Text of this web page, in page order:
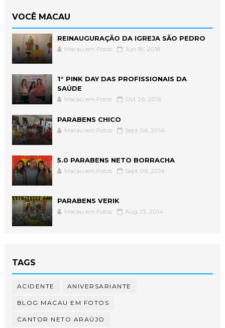
VOCÊ MACAU
REINAUGURAÇÃO DA IGREJA SÃO PEDRO
Macau em Fotos Jun 18, 2018
1° PINK DAY DAS PROFISSIONAIS DA
SAÚDE
Macau em Fotos Oct 26, 2016
PARABENS CHICO
Macau em Fotos Sept 06, 2014
5.0 PARABENS NETO BORRACHA
Macau em Fotos Sept 06, 2014
PARABENS VERIK
Macau em Fotos Aug 23, 2014
TAGS
ACIDENTE ANIVERSARIANTE
BLOG MACAU EM FOTOS
CANTOR NETO ARAÚJO